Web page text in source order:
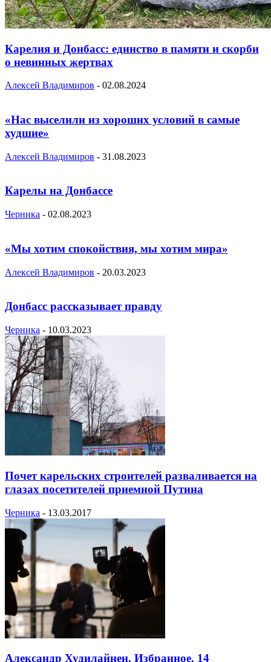
Карелия и Донбасс: единство в памяти и скорби
о невинных жертвах
Алексей Владимиров - 02.08.2024
«Нас выселили из хороших условий в самые
худшие»
Алексей Владимиров - 31.08.2023
Карелы на Донбассе
Черника - 02.08.2023
«Мы хотим спокойствия, мы хотим мира»
Алексей Владимиров - 20.03.2023
Донбасс рассказывает правду
Черника - 10.03.2023
Почет карельских строителей разваливается на
глазах посетителей приемной Путина
Черника - 13.03.2017
Александр Худилайнен. Избранное. 14